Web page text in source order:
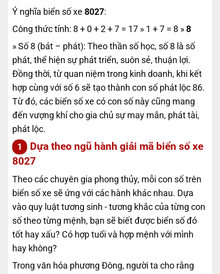
Ý nghĩa biển số xe 8027:
Công thức tính: 8 + 0 + 2 + 7 = 17 » 1 + 7 = 8 » 8
» Số 8 (bát – phát): Theo thần số học, số 8 là số
phát, thể hiện sự phát triển, suôn sẻ, thuận lợi.
Đồng thời, từ quan niệm trong kinh doanh, khi kết
hợp cùng với số 6 sẽ tạo thành con số phát lộc 86.
Từ đó, các biển số xe có con số này cũng mang
đến vượng khí cho gia chủ sự may mắn, phát tài,
phát lộc.
Dựa theo ngũ hành giải mã biển số xe
8027
Theo các chuyên gia phong thủy, mỗi con số trên
biển số xe sẽ ứng với các hành khác nhau. Dựa
vào quy luật tương sinh - tương khắc của từng con
số theo từng mệnh, bạn sẽ biết được biển số đó
tốt hay xấu? Có hợp tuổi và hợp mệnh với mình
hay không?
Trong văn hóa phương Đông, người ta cho rằng